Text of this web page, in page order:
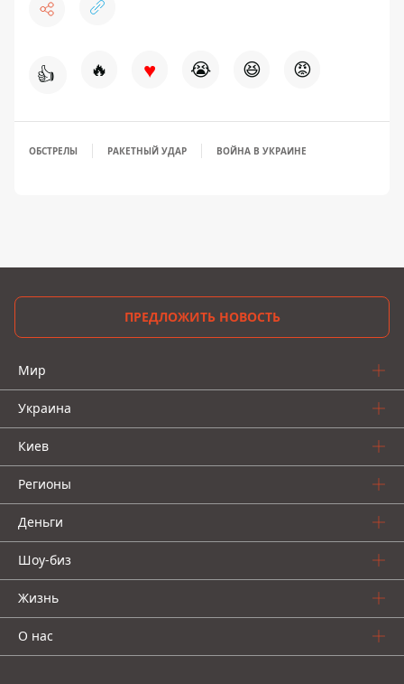
👍 🔥 ♥ 😭 😆 😡
ОБСТРЕЛЫ РАКЕТНЫЙ УДАР ВОЙНА В УКРАИНЕ
ПРЕДЛОЖИТЬ НОВОСТЬ
Мир
Украина
Киев
Регионы
Деньги
Шоу-биз
Жизнь
О нас